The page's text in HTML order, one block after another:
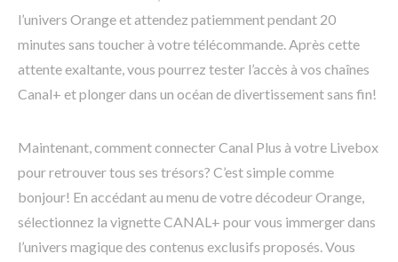
l’univers Orange et attendez patiemment pendant 20
minutes sans toucher à votre télécommande. Après cette
attente exaltante, vous pourrez tester l’accès à vos chaînes
Canal+ et plonger dans un océan de divertissement sans fin!
Maintenant, comment connecter Canal Plus à votre Livebox
pour retrouver tous ses trésors? C’est simple comme
bonjour! En accédant au menu de votre décodeur Orange,
sélectionnez la vignette CANAL+ pour vous immerger dans
l’univers magique des contenus exclusifs proposés. Vous